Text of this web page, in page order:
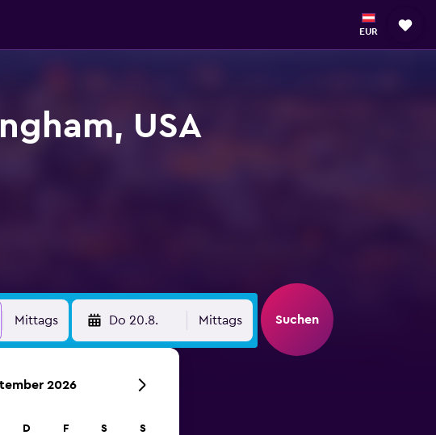
EUR
USA
Mittags Do 20.8. Mittags Suchen
2026
D F S S